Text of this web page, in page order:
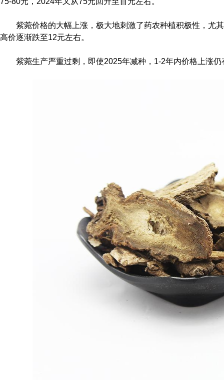
紫菀价格的大幅上涨，极大地刺激了药农种植积极性，尤
高价逐渐跌至12元左右。
紫菀生产严重过剩，即使2025年减种，1-2年内价格上涨仍